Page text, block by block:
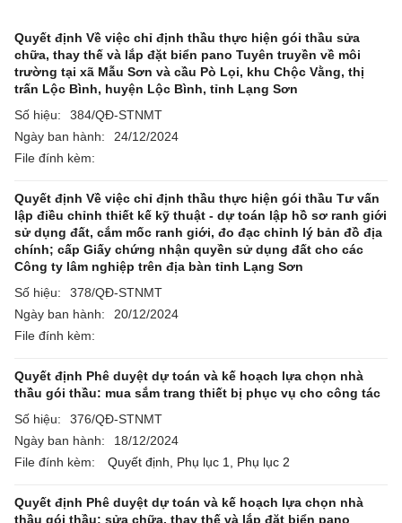
Quyết định Về việc chỉ định thầu thực hiện gói thầu sửa
chữa, thay thế và lắp đặt biển pano Tuyên truyền về môi
trường tại xã Mẫu Sơn và cầu Pò Lọi, khu Chộc Vằng, thị
trấn Lộc Bình, huyện Lộc Bình, tỉnh Lạng Sơn
Số hiệu:
384/QĐ-STNMT
Ngày ban hành:
24/12/2024
File đính kèm:
Quyết định Về việc chỉ định thầu thực hiện gói thầu Tư vấn
lập điều chỉnh thiết kế kỹ thuật - dự toán lập hồ sơ ranh giới
sử dụng đất, cắm mốc ranh giới, đo đạc chỉnh lý bản đồ địa
chính; cấp Giấy chứng nhận quyền sử dụng đất cho các
Công ty lâm nghiệp trên địa bàn tỉnh Lạng Sơn
Số hiệu:
378/QĐ-STNMT
Ngày ban hành:
20/12/2024
File đính kèm:
Quyết định Phê duyệt dự toán và kế hoạch lựa chọn nhà
thầu gói thầu: mua sắm trang thiết bị phục vụ cho công tác
Số hiệu:
376/QĐ-STNMT
Ngày ban hành:
18/12/2024
File đính kèm:
Quyết định, Phụ lục 1, Phụ lục 2
Quyết định Phê duyệt dự toán và kế hoạch lựa chọn nhà
thầu gói thầu: sửa chữa, thay thế và lắp đặt biển pano